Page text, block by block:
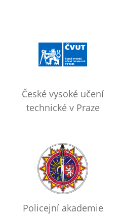
České vysoké učení
technické v Praze
Policejní akademie